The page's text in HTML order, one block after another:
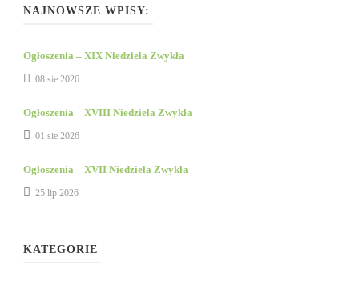
NAJNOWSZE WPISY:
Ogłoszenia – XIX Niedziela Zwykła
08 sie 2026
Ogłoszenia – XVIII Niedziela Zwykła
01 sie 2026
Ogłoszenia – XVII Niedziela Zwykła
25 lip 2026
KATEGORIE